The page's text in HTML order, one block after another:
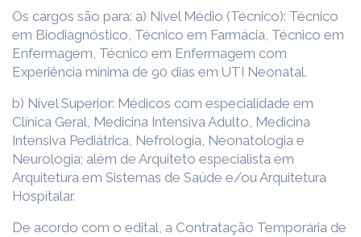
Os cargos são para: a) Nível Médio (Técnico): Técnico
em Biodiagnóstico, Técnico em Farmácia, Técnico em
Enfermagem, Técnico em Enfermagem com
Experiência mínima de 90 dias em UTI Neonatal.
b) Nível Superior: Médicos com especialidade em
Clínica Geral, Medicina Intensiva Adulto, Medicina
Intensiva Pediátrica, Nefrologia, Neonatologia e
Neurologia; além de Arquiteto especialista em
Arquitetura em Sistemas de Saúde e/ou Arquitetura
Hospitalar.
De acordo com o edital, a Contratação Temporária de